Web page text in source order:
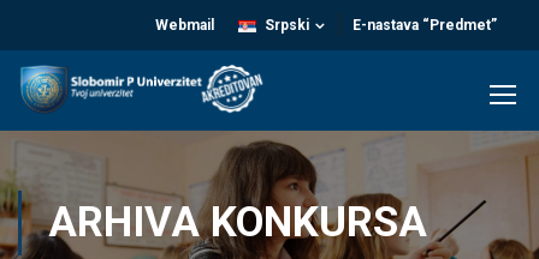
E-nastava “Predmet”
Srpski
Webmail
ARHIVA KONKURSA